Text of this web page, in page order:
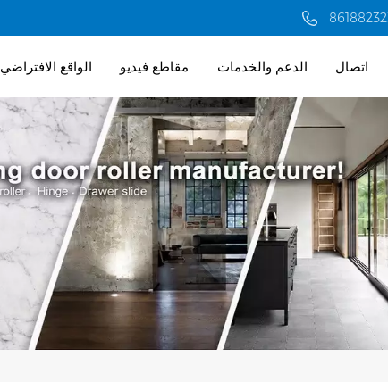
الواقع الافتراضي مقاطع فيديو الدعم والخدمات اتصال